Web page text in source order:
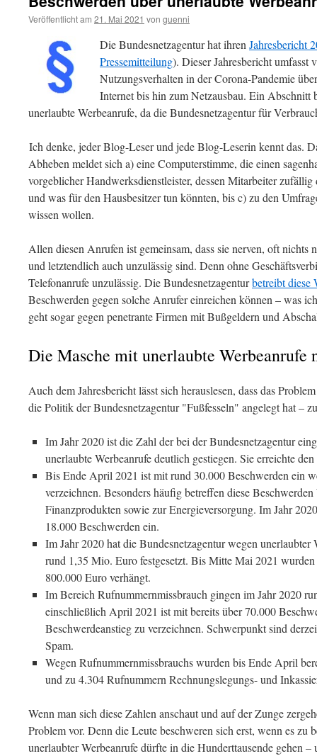
Veröffentlicht am 21. Mai 2021 von guenni
Die Bundesnetzagentur hat ihren Jahresbericht
Pressemitteilung). Dieser Jahresbericht umfasst
Nutzungsverhalten in der Corona-Pandemie
Internet bis hin zum Netzausbau. Ein Abschnitt
unerlaubte Werbeanrufe, da die Bundesnetzagentur für
Ich denke, jeder Blog-Leser und jede Blog-Leserin kennt das.
Abheben meldet sich a) eine Computerstimme, die einen
vorgeblicher Handwerksdienstleister, dessen Mitarbeiter zufällig
und was für den Hausbesitzer tun könnten, bis c) zu den
wissen wollen.
Allen diesen Anrufen ist gemeinsam, dass sie nerven, oft nichts
und letztendlich auch unzulässig sind. Denn ohne
Telefonanrufe unzulässig. Die Bundesnetzagenturbetreibt diese
Beschwerden gegen solche Anrufer einreichen können – was
geht sogar gegen penetrante Firmen mit Bußgeldern und
Die Masche mit unerlaubte Werbeanrufe
Auch dem Jahresbericht lässt sich herauslesen, dass das
die Politik der Bundesnetzagentur "Fußfesseln" angelegt hat –
Im Jahr 2020 ist die Zahl der bei der Bundesnetzagentur
unerlaubte Werbeanrufe deutlich gestiegen. Sie erreichte
Bis Ende April 2021 ist mit rund 30.000 Beschwerden ein
verzeichnen. Besonders häufig betreffen diese
Finanzprodukten sowie zur Energieversorgung. Im Jahr
18.000 Beschwerden ein.
Im Jahr 2020 hat die Bundesnetzagentur wegen
rund 1,35 Mio. Euro festgesetzt. Bis Mitte Mai 2021
800.000 Euro verhängt.
Im Bereich Rufnummernmissbrauch gingen im Jahr 2020
einschließlich April 2021 ist mit bereits über 70.000
Beschwerdeanstieg zu verzeichnen. Schwerpunkt sind
Spam.
Wegen Rufnummernmissbrauchs wurden bis Ende April
und zu 4.304 Rufnummern Rechnungslegungs- und
Wenn man sich diese Zahlen anschaut und auf der Zunge
Problem vor. Denn die Leute beschweren sich erst, wenn es
unerlaubter Werbeanrufe dürfte in die Hunderttausende gehen